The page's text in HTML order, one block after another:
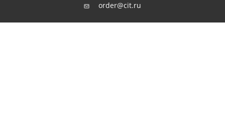
order@cit.ru
109462, г. Москва, Волгоградский